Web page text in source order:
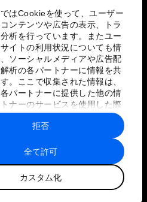
はCookieを使って、ユーザー
ンテンツや広告の表示、トラ
析を行っています。またユー
イトの利用状況についても情
ソーシャルメディアや広告配
析の各パートナーに情報を共
。ここで収集された情報は、
パートナーに提供した他の情
ナーのサービスを使用した際
情報と組み合わされ、各パー
て使用されることがありま
全て許可
カスタム化
拒否
リシーと利用規約
トマップ
経済フォーラム